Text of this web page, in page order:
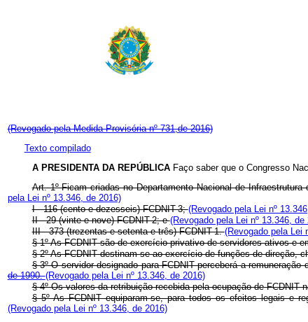
(Revogado pela Medida Provisória nº 731,de 2016)
Texto compilado
A PRESIDENTA DA REPÚBLICA Faço saber que o Congresso
Art. 1º Ficam criadas no Departamento Nacional de
pela Lei nº 13.346, de 2016)
I - 116 (cento e dezesseis) FCDNIT-3;(Revogado pela Lei nº
II - 29 (vinte e nove) FCDNIT-2; e(Revogado pela Lei nº 13.346, de
III - 373 (trezentas e setenta e três) FCDNIT-1.(Revogado pela Lei
§ 1º As FCDNIT são de exercício privativo de servidores ativos e
§ 2º As FCDNIT destinam-se ao exercício de funções de direção,
§ 3º O servidor designado para FCDNIT perceberá a
de 1990.(Revogado pela Lei nº 13.346, de 2016)
§ 4º Os valores da retribuição recebida pela ocupação de
§ 5º As FCDNIT equiparam-se, para todos os efeitos legais e
(Revogado pela Lei nº 13.346, de 2016)